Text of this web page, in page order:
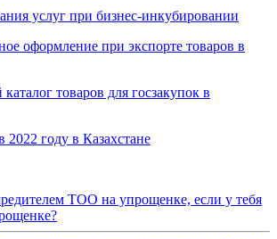
услуг при бизнес-инкубировании
оформление при экспорте товаров в
товаров для госзакупок в
году в Казахстане
ТОО на упрощенке, если у тебя